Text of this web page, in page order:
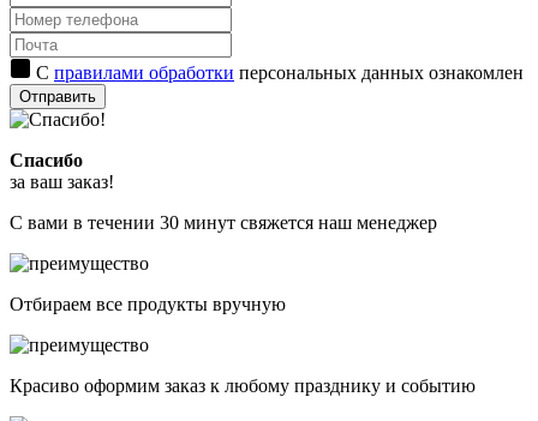
С правилами обработки персональных данных ознакомлен
Отправить
Спасибо
за ваш заказ!
С вами в течении 30 минут свяжется наш менеджер
Отбираем все продукты вручную
Красиво оформим заказ к любому празднику и событию